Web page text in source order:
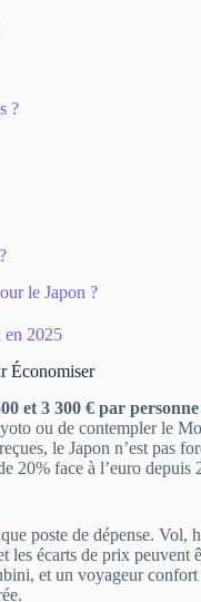
?
le Japon ?
en 2025
Économiser
et 3 300 € par
ou de contempler le
le Japon n’est pas
20% face à l’euro
poste de dépense. Vol,
écarts de prix peuvent
et un voyageur